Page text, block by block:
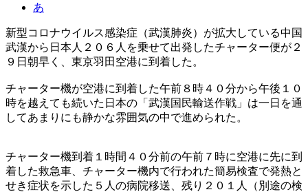
あ
新型コロナウイルス感染症（武漢肺炎）が拡大している中国
武漢から日本人２０６人を乗せて出発したチャーター便が２
９日朝早く、東京羽田空港に到着した。
チャーター機が空港に到着した午前８時４０分から午後１０
時を越えても続いた日本の「武漢国民輸送作戦」は一日を通
してあまりにも静かな雰囲気の中で進められた。
チャーター機到着１時間４０分前の午前７時に空港に先に到
着した救急車、チャーター機内で行われた簡易検査で発熱と
せき症状を示した５人の病院移送、残り２０１人（別途の検